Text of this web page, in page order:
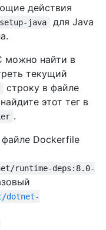
действия
java
для Java
можно найти в
текущий
строку в файле
этот тег в
.
файле Dockerfile
runtime-deps:8.0-
dotnet-